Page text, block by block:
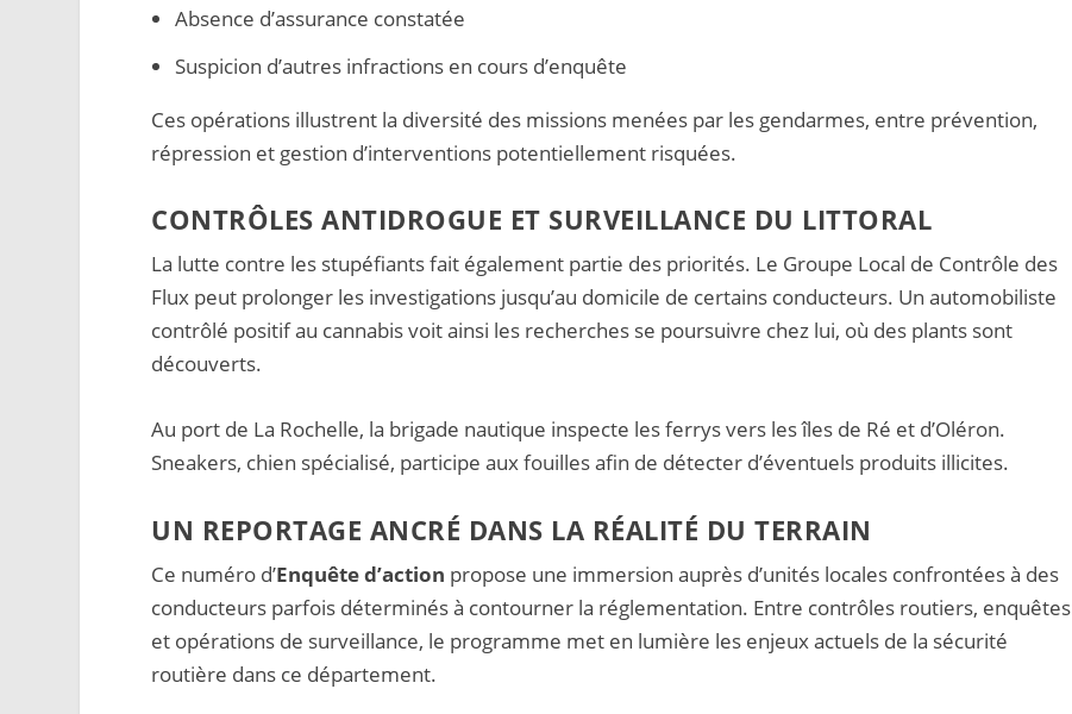
Absence d’assurance constatée
Suspicion d’autres infractions en cours d’enquête
Ces opérations illustrent la diversité des missions menées par les gendarmes, entre prévention,
répression et gestion d’interventions potentiellement risquées.
CONTRÔLES ANTIDROGUE ET SURVEILLANCE DU LITTORAL
La lutte contre les stupéfiants fait également partie des priorités. Le Groupe Local de Contrôle des
Flux peut prolonger les investigations jusqu’au domicile de certains conducteurs. Un automobiliste
contrôlé positif au cannabis voit ainsi les recherches se poursuivre chez lui, où des plants sont
découverts.
Au port de La Rochelle, la brigade nautique inspecte les ferrys vers les îles de Ré et d’Oléron.
Sneakers, chien spécialisé, participe aux fouilles afin de détecter d’éventuels produits illicites.
UN REPORTAGE ANCRÉ DANS LA RÉALITÉ DU TERRAIN
Ce numéro d’Enquête d’action propose une immersion auprès d’unités locales confrontées à des
conducteurs parfois déterminés à contourner la réglementation. Entre contrôles routiers, enquêtes
et opérations de surveillance, le programme met en lumière les enjeux actuels de la sécurité
routière dans ce département.